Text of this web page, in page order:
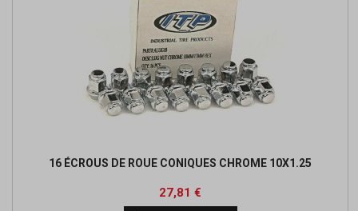
16 ÉCROUS DE ROUE CONIQUES CHROME 10X1.25
Prix
27,81 €